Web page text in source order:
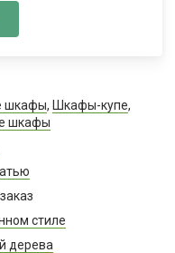
шкафы, Шкафы-купе,
шкафы
стиле
дерева